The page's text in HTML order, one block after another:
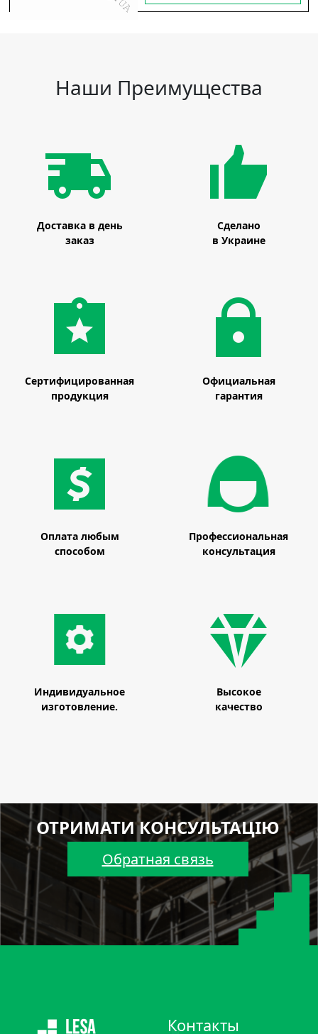
Наши Преимущества
Доставка в день
заказ
Сделано
в Украине
Сертифицированная
продукция
Официальная
гарантия
Оплата любым
способом
Профессиональная
консультация
Индивидуальное
изготовление.
Высокое
качество
ОТРИМАТИ КОНСУЛЬТАЦІЮ
Обратная связь
Контакты